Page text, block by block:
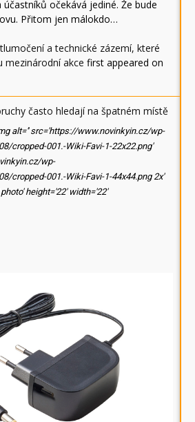
očekává jediné. Že bude
Přitom jen málokdo…
a technické zázemí, které
mezinárodní akce first appeared on
často hledají na špatném místě
alt='' src='https://www.novinkyin.cz/wp-
cropped-001.-Wiki-Favi-1-22x22.png'
wp-
cropped-001.-Wiki-Favi-1-44x44.png 2x'
height='22' width='22'